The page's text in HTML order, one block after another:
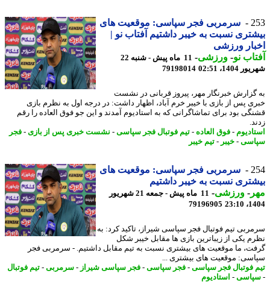
سرمربی فجر سپاسی: موقعیت های
نسبت به خیبر داشتیم آفتاب نو |
ورزشی
نو- ورزشی-
11 ماه پیش - شنبه 22
02:51
79198014
خبرنگار مهر، پیروز قربانی در نشست
پس از بازی با خیبر خرم آباد، اظهار داشت: در درجه اول به نظرم بازی
بود برای تماشاگرانی که به استادیوم آمدند و این جو فوق العاده را رقم
-فوق العاده-تیم فوتبال فجر سپاسی-نشست خبری پس از بازی - فجر
-خیبر -تیم خیبر
سرمربی فجر سپاسی: موقعیت های
نسبت به خیبر داشتیم
-ورزشی-
11 ماه پیش - جمعه 21 شهریور
79196905
تیم فوتبال فجر سپاسی شیراز، تاکید کرد: به
یکی از زیباترین بازی ها مقابل خیبر شکل
ما موقعیت های بیشتری نسبت به تیم مقابل داشتیم. - سرمربی فجر
موقعیت های بیشتری ...
فوتبال فجر سپاسی-فجر سپاسی-فجر سپاسی شیراز- سرمربی- تیم فوتبال
-استادیوم